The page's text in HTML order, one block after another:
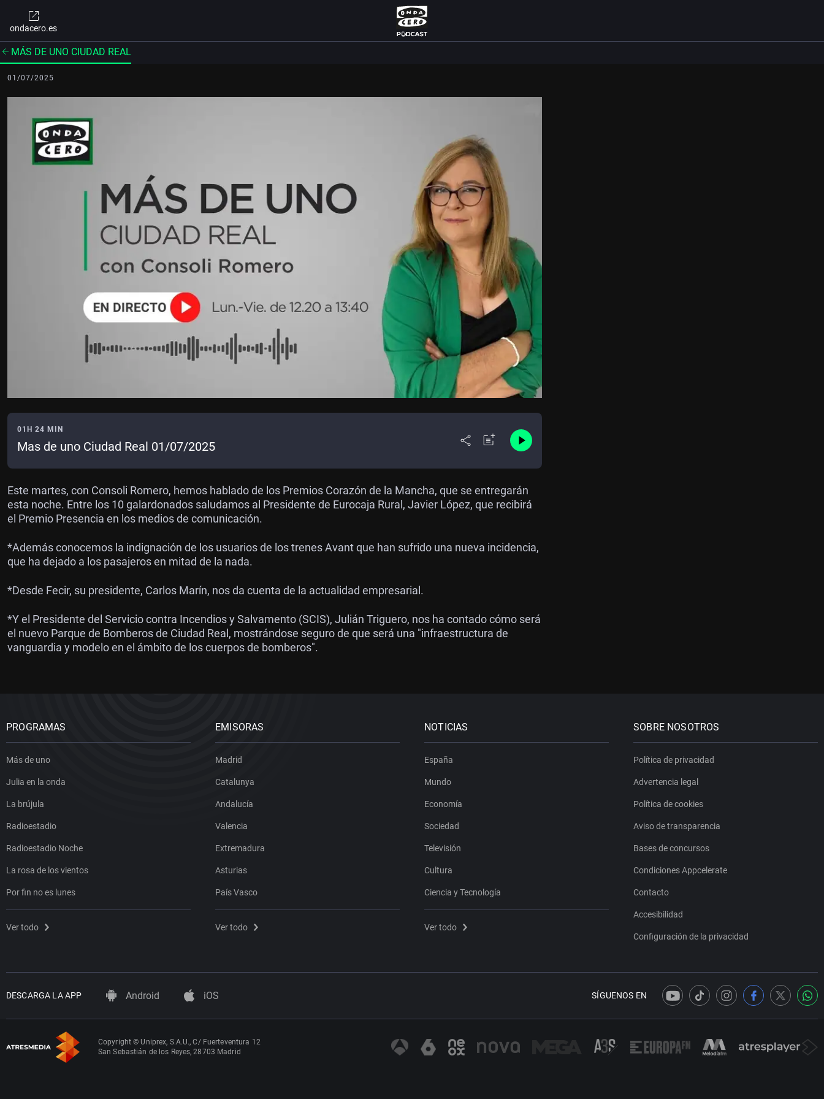
ondacero.es
MÁS DE UNO CIUDAD REAL
01/07/2025
01H 24 MIN
Mas de uno Ciudad Real 01/07/2025
Este martes, con Consoli Romero, hemos hablado de los Premios Corazón de la Mancha, que se entregarán
esta noche. Entre los 10 galardonados saludamos al Presidente de Eurocaja Rural, Javier López, que recibirá
el Premio Presencia en los medios de comunicación.
*Además conocemos la indignación de los usuarios de los trenes Avant que han sufrido una nueva incidencia,
que ha dejado a los pasajeros en mitad de la nada.
*Desde Fecir, su presidente, Carlos Marín, nos da cuenta de la actualidad empresarial.
*Y el Presidente del Servicio contra Incendios y Salvamento (SCIS), Julián Triguero, nos ha contado cómo será
el nuevo Parque de Bomberos de Ciudad Real, mostrándose seguro de que será una "infraestructura de
vanguardia y modelo en el ámbito de los cuerpos de bomberos".
PROGRAMAS
Más de uno
Julia en la onda
La brújula
Radioestadio
Radioestadio Noche
La rosa de los vientos
Por fin no es lunes
Ver todo
EMISORAS
Madrid
Catalunya
Andalucía
Valencia
Extremadura
Asturias
País Vasco
Ver todo
NOTICIAS
España
Mundo
Economía
Sociedad
Televisión
Cultura
Ciencia y Tecnología
Ver todo
SOBRE NOSOTROS
Política de privacidad
Advertencia legal
Política de cookies
Aviso de transparencia
Bases de concursos
Condiciones Appcelerate
Contacto
Accesibilidad
Configuración de la privacidad
DESCARGA LA APP Android iOS SÍGUENOS EN
Copyright © Uniprex, S.A.U., C/ Fuerteventura 12
San Sebastián de los Reyes, 28703 Madrid